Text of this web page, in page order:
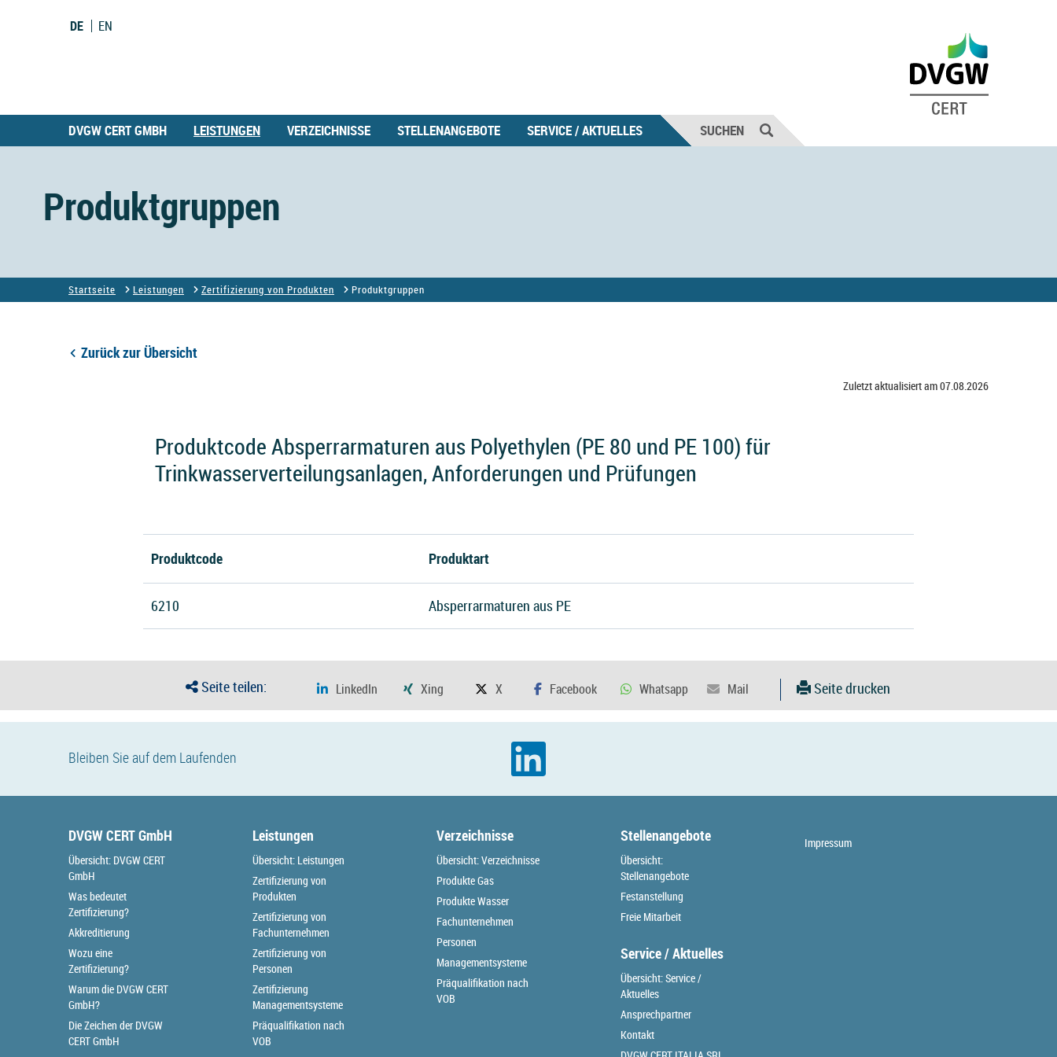
DE EN
DVGW CERT GMBH LEISTUNGEN VERZEICHNISSE STELLENANGEBOTE SERVICE / AKTUELLES SUCHEN
Produktgruppen
Startseite Leistungen Zertifizierung von Produkten Produktgruppen
Zurück zur Übersicht
Zuletzt aktualisiert am 07.08.2026
Produktcode Absperrarmaturen aus Polyethylen (PE 80 und PE 100) für
Trinkwasserverteilungsanlagen, Anforderungen und Prüfungen
Produktcode Produktart
6210 Absperrarmaturen aus PE
Seite teilen: Seite drucken
Bleiben Sie auf dem Laufenden
DVGW CERT GmbH
Übersicht: DVGW CERT
GmbH
Was bedeutet
Zertifizierung?
Akkreditierung
Wozu eine
Zertifizierung?
Warum die DVGW CERT
GmbH?
Die Zeichen der DVGW
CERT GmbH
Leistungen
Übersicht: Leistungen
Zertifizierung von
Produkten
Zertifizierung von
Fachunternehmen
Zertifizierung von
Personen
Zertifizierung
Managementsysteme
Präqualifikation nach
VOB
Verzeichnisse
Übersicht: Verzeichnisse
Produkte Gas
Produkte Wasser
Fachunternehmen
Personen
Managementsysteme
Präqualifikation nach
VOB
Stellenangebote
Übersicht:
Stellenangebote
Festanstellung
Freie Mitarbeit
Service / Aktuelles
Übersicht: Service /
Aktuelles
Ansprechpartner
Kontakt
Impressum